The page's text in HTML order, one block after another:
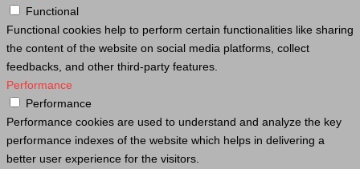
Functional
Functional cookies help to perform certain functionalities like sharing
the content of the website on social media platforms, collect
feedbacks, and other third-party features.
Performance
Performance
Performance cookies are used to understand and analyze the key
performance indexes of the website which helps in delivering a
better user experience for the visitors.